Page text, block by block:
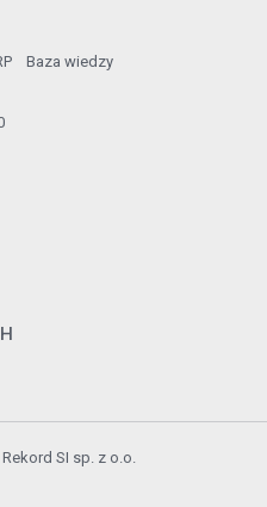
Baza wiedzy
SI sp. z o.o.